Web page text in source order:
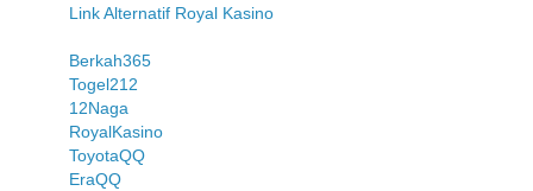
Link Alternatif Royal Kasino
Berkah365
Togel212
12Naga
RoyalKasino
ToyotaQQ
EraQQ